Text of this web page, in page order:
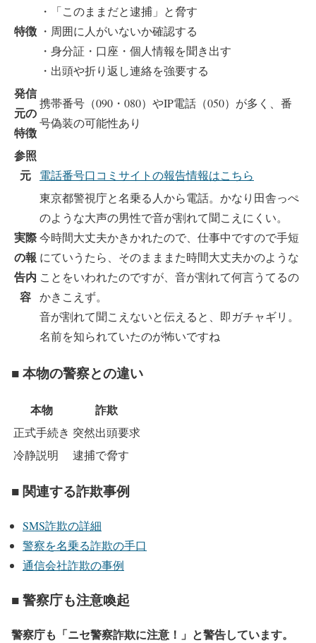
特徴
・「このままだと逮捕」と脅す
・周囲に人がいないか確認する
・身分証・口座・個人情報を聞き出す
・出頭や折り返し連絡を強要する
発信
元の
特徴
携帯番号（090・080）やIP電話（050）が多く、番
号偽装の可能性あり
参照
元
電話番号口コミサイトの報告情報はこちら
実際
の報
告内
容
東京都警視庁と名乗る人から電話。かなり田舎っぺ
のような大声の男性で音が割れて聞こえにくい。
今時間大丈夫かきかれたので、仕事中ですので手短
にていうたら、そのまままた時間大丈夫かのような
ことをいわれたのですが、音が割れて何言うてるの
かきこえず。
音が割れて聞こえないと伝えると、即ガチャギリ。
名前を知られていたのが怖いですね
■ 本物の警察との違い
本物 詐欺
正式手続き 突然出頭要求
冷静説明
逮捕で脅す
■ 関連する詐欺事例
SMS詐欺の詳細
警察を名乗る詐欺の手口
通信会社詐欺の事例
■ 警察庁も注意喚起
警察庁も「ニセ警察詐欺に注意！」と警告しています。